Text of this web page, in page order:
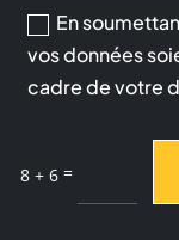
En
vos données
cadre de votre
8 + 6 =